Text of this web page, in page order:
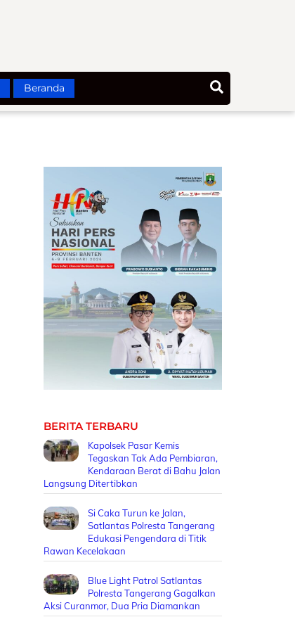
Beranda
BERITA TERBARU
Kapolsek Pasar Kemis
Tegaskan Tak Ada Pembiaran,
Kendaraan Berat di Bahu Jalan
Langsung Ditertibkan
Si Caka Turun ke Jalan,
Satlantas Polresta Tangerang
Edukasi Pengendara di Titik
Rawan Kecelakaan
Blue Light Patrol Satlantas
Polresta Tangerang Gagalkan
Aksi Curanmor, Dua Pria Diamankan